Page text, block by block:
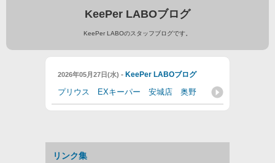
KeePer LABOブログ
KeePer LABOのスタッフブログです。
2026年05月27日(水) - KeePer LABOブログ
プリウス EXキーパー 安城店 奥野
リンク集